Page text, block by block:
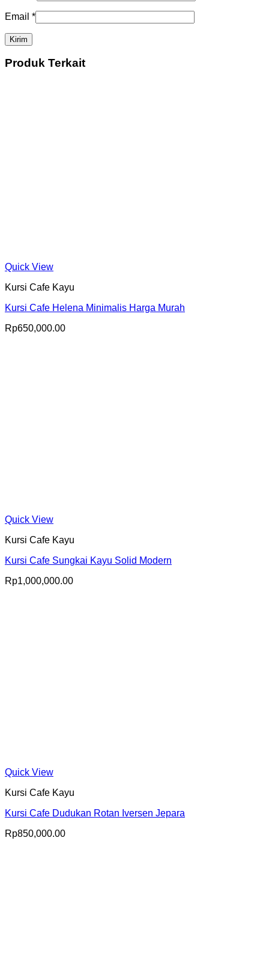
Email *
Produk Terkait
Quick View
Kursi Cafe Kayu
Kursi Cafe Helena Minimalis Harga Murah
Rp650,000.00
Quick View
Kursi Cafe Kayu
Kursi Cafe Sungkai Kayu Solid Modern
Rp1,000,000.00
Quick View
Kursi Cafe Kayu
Kursi Cafe Dudukan Rotan Iversen Jepara
Rp850,000.00